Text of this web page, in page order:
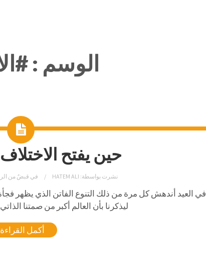
الوسم :
حين يفتح
نشرت بواسطة: HATEM ALI في قبضٌ من
في العيد أندهش كل مرة من ذلك التنوع الفاتن الذي يظهر فجأة
ليذكرنا بأن العالم أكبر من صمتنا
أكمل